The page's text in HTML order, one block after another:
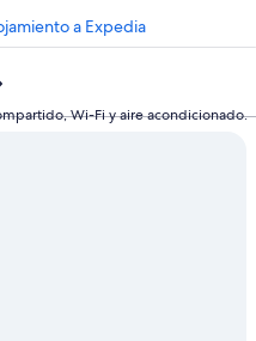
a Expedia
Wi-Fi y aire acondicionado.